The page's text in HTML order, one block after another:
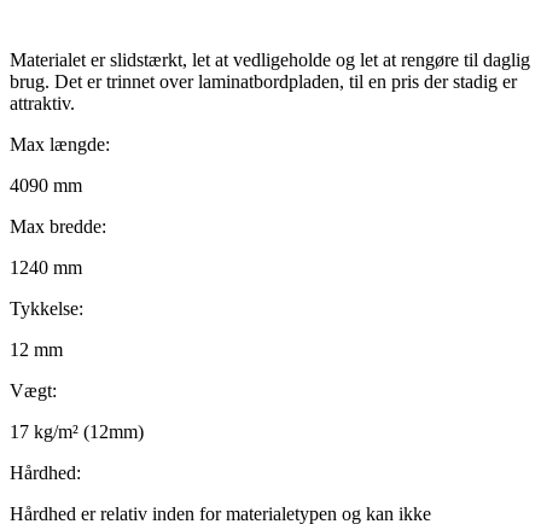
Materialet er slidstærkt, let at vedligeholde og let at rengøre til daglig
brug. Det er trinnet over laminatbordpladen, til en pris der stadig er
attraktiv.
Max længde:
4090 mm
Max bredde:
1240 mm
Tykkelse:
12 mm
Vægt:
17 kg/m² (12mm)
Hårdhed:
Hårdhed er relativ inden for materialetypen og kan ikke